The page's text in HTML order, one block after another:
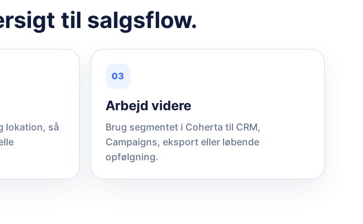
til salgsflow.
lokation, så
03
Arbejd videre
Brug segmentet i Coherta til CRM,
Campaigns, eksport eller løbende
opfølgning.